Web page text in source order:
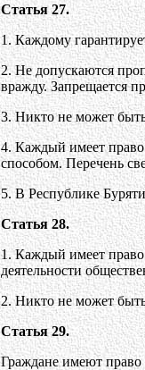
Статья 27.
1. Каждому
2. Не допускаются
вражду. Запрещается
3. Никто не может
4. Каждый имеет право
способом. Перечень
5. В Республике
Статья 28.
1. Каждый имеет право
деятельности
2. Никто не может
Статья 29.
Граждане имеют право